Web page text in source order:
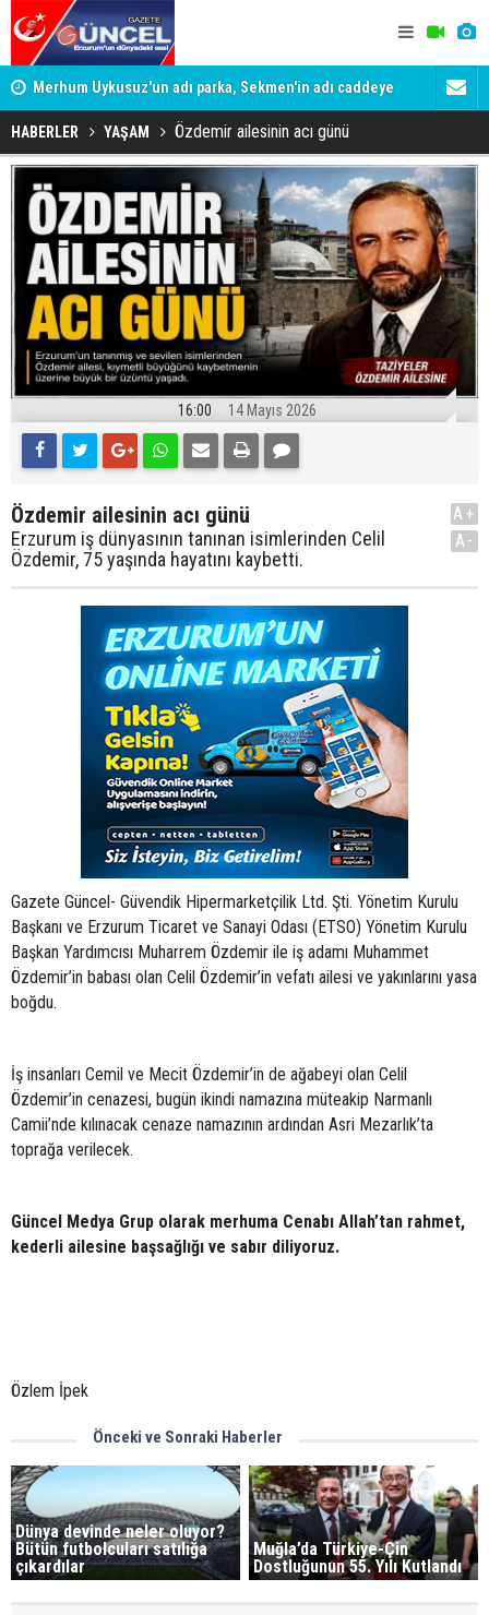
Merhum Uykusuz'un adı parka, Sekmen'in adı caddeye
verildi
HABERLER YAŞAM Özdemir ailesinin acı günü
16:00 14 Mayıs 2026
Özdemir ailesinin acı günü
Erzurum iş dünyasının tanınan isimlerinden Celil
Özdemir, 75 yaşında hayatını kaybetti.
A+
A-
Gazete Güncel- Güvendik Hipermarketçilik Ltd. Şti. Yönetim Kurulu
Başkanı ve Erzurum Ticaret ve Sanayi Odası (ETSO) Yönetim Kurulu
Başkan Yardımcısı Muharrem Özdemir ile iş adamı Muhammet
Özdemir’in babası olan Celil Özdemir’in vefatı ailesi ve yakınlarını yasa
boğdu.
İş insanları Cemil ve Mecit Özdemir’in de ağabeyi olan Celil
Özdemir’in cenazesi, bugün ikindi namazına müteakip Narmanlı
Camii’nde kılınacak cenaze namazının ardından Asri Mezarlık’ta
toprağa verilecek.
Güncel Medya Grup olarak merhuma Cenabı Allah’tan rahmet,
kederli ailesine başsağlığı ve sabır diliyoruz.
Özlem İpek
Önceki ve Sonraki Haberler
Dünya devinde neler oluyor?
Bütün futbolcuları satılığa
çıkardılar
Muğla’da Türkiye-Çin
Dostluğunun 55. Yılı Kutlandı